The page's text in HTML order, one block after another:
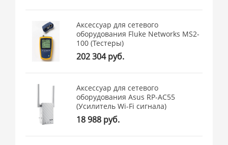
Аксессуар для сетевого
оборудования Fluke Networks MS2-
100 (Тестеры)
202 304 руб.
Аксессуар для сетевого
оборудования Asus RP-AC55
(Усилитель Wi-Fi сигнала)
18 988 руб.